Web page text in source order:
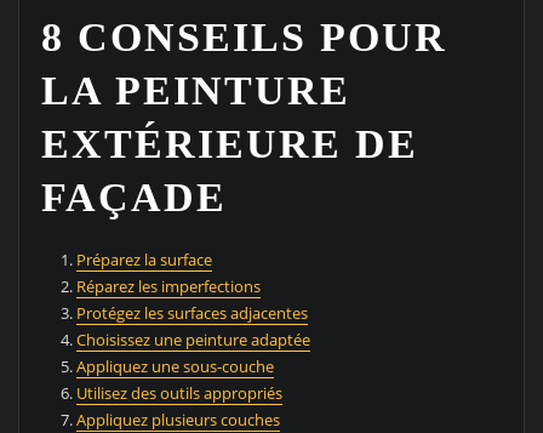
8 CONSEILS POUR
LA PEINTURE
EXTÉRIEURE DE
FAÇADE
Préparez la surface
Réparez les imperfections
Protégez les surfaces adjacentes
Choisissez une peinture adaptée
Appliquez une sous-couche
Utilisez des outils appropriés
Appliquez plusieurs couches